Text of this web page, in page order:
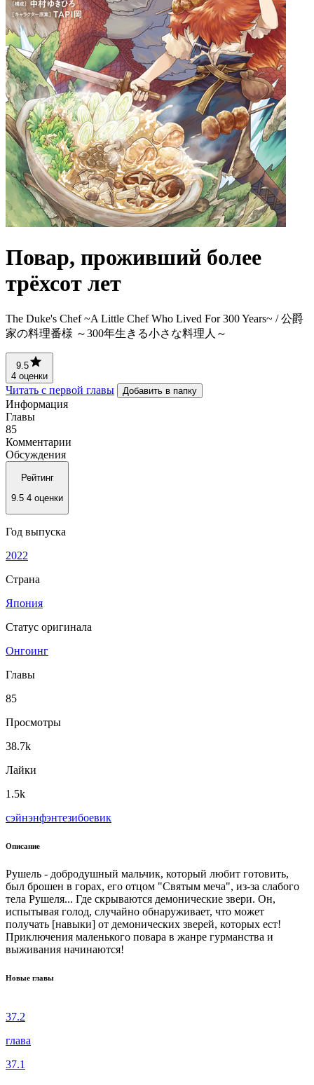
Повар, проживший более
трёхсот лет
The Duke's Chef ~A Little Chef Who Lived For 300 Years~ / 公爵
家の料理番様 ～300年生きる小さな料理人～
9.5
4 оценки
Читать с первой главы Добавить в папку
Информация
Главы
85
Комментарии
Обсуждения
Рейтинг
9.5 4 оценки
Год выпуска
2022
Страна
Япония
Статус оригинала
Онгоинг
Главы
85
Просмотры
38.7k
Лайки
1.5k
сэйнэнфэнтезибоевик
Описание
Рушель - добродушный мальчик, который любит готовить,
был брошен в горах, его отцом "Святым меча", из-за слабого
тела Рушеля... Где скрываются демонические звери. Он,
испытывая голод, случайно обнаруживает, что может
получать [навыки] от демонических зверей, которых ест!
Приключения маленького повара в жанре гурманства и
выживания начинаются!
Новые главы
37.2
глава
37.1